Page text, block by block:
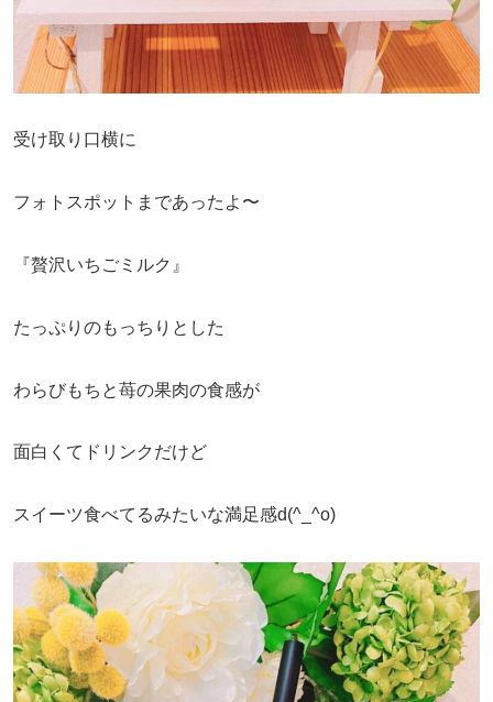
受け取り口横に
フォトスポットまであったよ〜
『贅沢いちごミルク』
たっぷりのもっちりとした
わらびもちと苺の果肉の食感が
面白くてドリンクだけど
スイーツ食べてるみたいな満足感d(^_^o)